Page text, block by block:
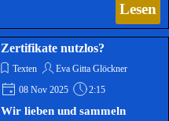
Lesen
Zertifikate nutzlos?
Texten
Eva Gitta Glöckner
08 Nov 2025
2:15
Wir lieben und sammeln